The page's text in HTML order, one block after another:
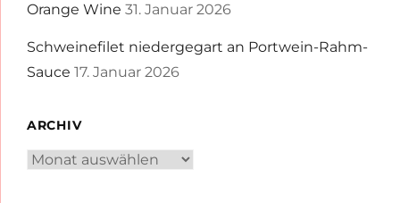
Orange Wine 31. Januar 2026
Schweinefilet niedergegart an Portwein-Rahm-
Sauce 17. Januar 2026
ARCHIV
Archiv